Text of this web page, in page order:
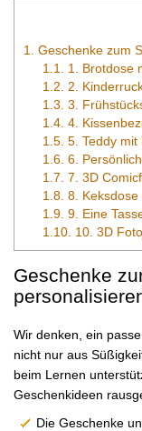
1. Geschenke zum
1.1. 1. Brotdose
1.2. 2.
1.3. 3.
1.4. 4.
1.5. 5. Teddy mit
1.6. 6.
1.7. 7. 3D
1.8. 8.
1.9. 9. Eine
1.10. 10. 3D
Geschenke
Wir denken, ein
nicht nur aus
beim Lernen
Geschenkideen
Die Geschenke